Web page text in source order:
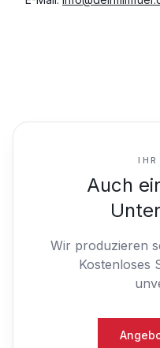
IHR
Auch
Wir produzieren
Kostenloses